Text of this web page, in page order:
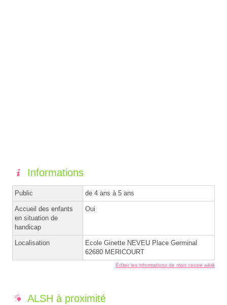
Informations
Public de 4 ans à 5 ans
Accueil des enfants
en situation de
handicap
Oui
Localisation
Ecole Ginette NEVEU Place Germinal
62680 MERICOURT
Éditer les informations de mon centre aéré
ALSH à proximité